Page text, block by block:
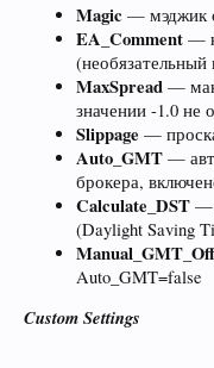
Magic — мэджик
EA_Comment —
MaxSpread —
значении -1.0 не
Slippage —
Auto_GMT —
брокера,
Calculate_DST —
(Daylight Saving
Auto_GMT=false
Custom Settings